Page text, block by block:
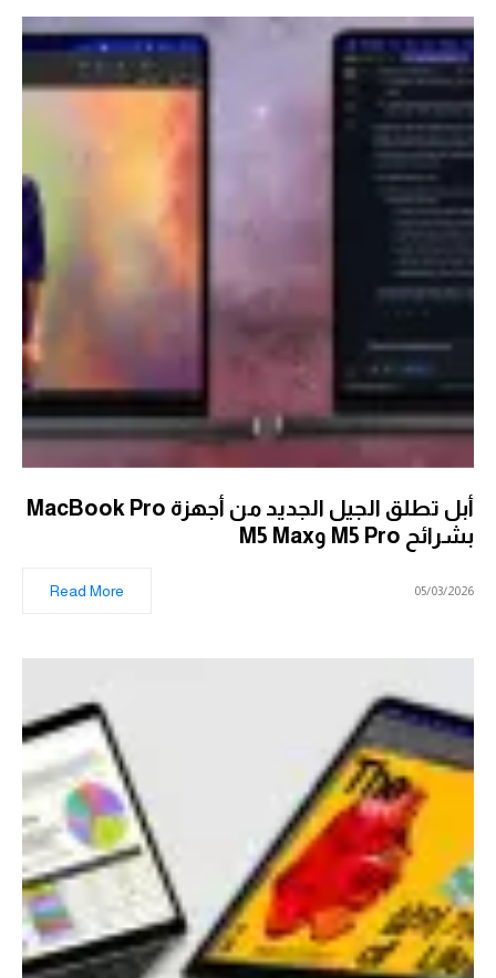
أبل تطلق الجيل الجديد من أجهزة MacBook Pro
بشرائح M5 Pro وM5 Max
05/03/2026
Read More